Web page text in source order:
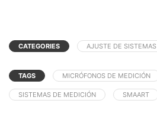
CATEGORIES AJUSTE DE SISTEMAS
TAGS MICRÓFONOS DE MEDICIÓN
SISTEMAS DE MEDICIÓN SMAART